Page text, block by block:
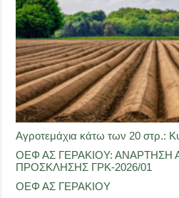
Αγροτεμάχια κάτω των 20 στρ.:
ΟΕΦ ΑΣ ΓΕΡΑΚΙΟΥ:
ΠΡΟΣΚΛΗΣΗΣ ΓΡΚ-2026/01
ΟΕΦ ΑΣ ΓΕΡΑΚΙΟΥ